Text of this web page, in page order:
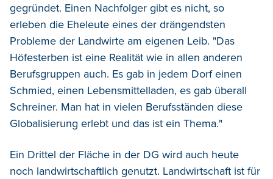
gegründet. Einen Nachfolger gibt es nicht, so
erleben die Eheleute eines der drängendsten
Probleme der Landwirte am eigenen Leib. "Das
Höfesterben ist eine Realität wie in allen anderen
Berufsgruppen auch. Es gab in jedem Dorf einen
Schmied, einen Lebensmittelladen, es gab überall
Schreiner. Man hat in vielen Berufsständen diese
Globalisierung erlebt und das ist ein Thema."
Ein Drittel der Fläche in der DG wird auch heute
noch landwirtschaftlich genutzt. Landwirtschaft ist für